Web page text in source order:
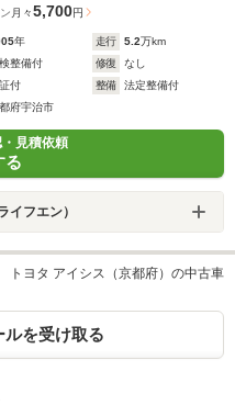
月々5,700円
年 走行 5.2万km
整備付 修復
なし
付 整備
法定整備付
府宇治市
見積依頼
る
フエン）
トヨタ アイシス（京都府）の中古車
を受け取る